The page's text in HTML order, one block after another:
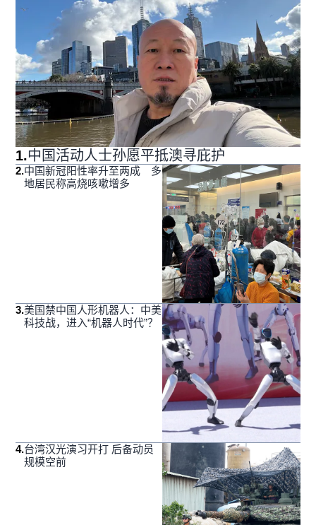
1.中国活动人士孙愿平抵澳寻庇护
2.中国新冠阳性率升至两成 多
地居民称高烧咳嗽增多
3.美国禁中国人形机器人：中美
科技战，进入“机器人时代”？
4.台湾汉光演习开打 后备动员
规模空前